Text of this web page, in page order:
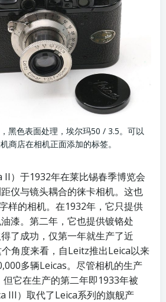
黑色表面处理，埃尔玛50 / 3.5。可以
商店在相机正面添加的标签。
II）于1932年在莱比锡春季博览会
仪与镜头耦合的徕卡相机。这也
样的相机。在1932年，它只提供
漆。第二年，它也提供镀铬处
了成功，仅第一年就生产了近
角度来看，自Leitz推出Leica以来
多辆Leicas。尽管相机的生产
它在生产的第二年即1933年被
III）取代了Leica系列的旗舰产